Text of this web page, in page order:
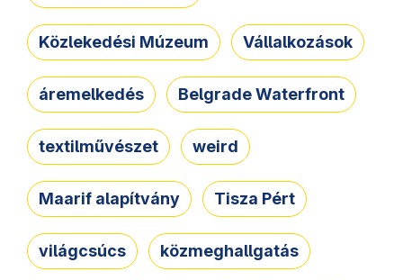
Közlekedési Múzeum Vállalkozások
áremelkedés Belgrade Waterfront
textilművészet weird
Maarif alapítvány Tisza Pért
világcsúcs közmeghallgatás